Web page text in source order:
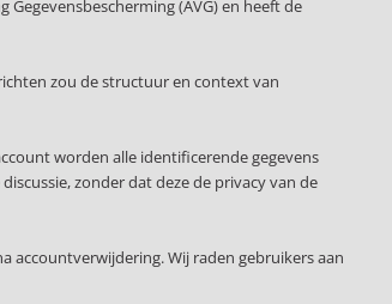
(AVG) en heeft de
zou de structuur en context van
worden alle identificerende gegevens
zonder dat deze de privacy van de
accountverwijdering. Wij raden gebruikers aan